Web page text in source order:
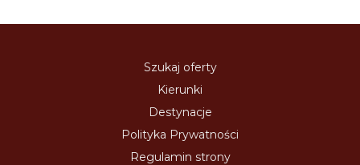
Szukaj oferty
Kierunki
Destynacje
Polityka Prywatności
Regulamin strony